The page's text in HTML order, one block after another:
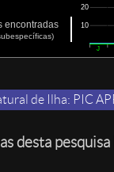
encontradas 10
20
J
de Ilha: PIC
desta pesquisa |